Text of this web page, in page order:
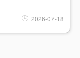
2026-07-18